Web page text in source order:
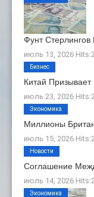
Фунт
июль 13, 2026
Китай
июль 23, 2026
Бизнес
Миллионы
июль 15, 2026
Экономика
Соглашение
июль 14, 2026
Новости
Экономика